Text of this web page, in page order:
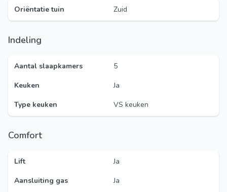
Oriëntatie tuin Zuid
Indeling
Aantal slaapkamers
5
Keuken
Ja
Type keuken
VS keuken
Comfort
Lift
Ja
Aansluiting gas
Ja